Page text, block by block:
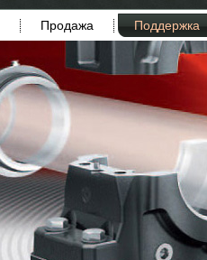
Продажа Поддержка